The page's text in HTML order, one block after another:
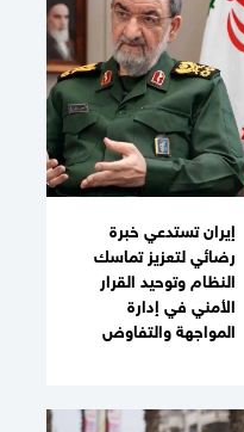
إيران تستدعي خبرة
رضائي لتعزيز تماسك
النظام وتوحيد القرار
الأمني في إدارة
المواجهة والتفاوض